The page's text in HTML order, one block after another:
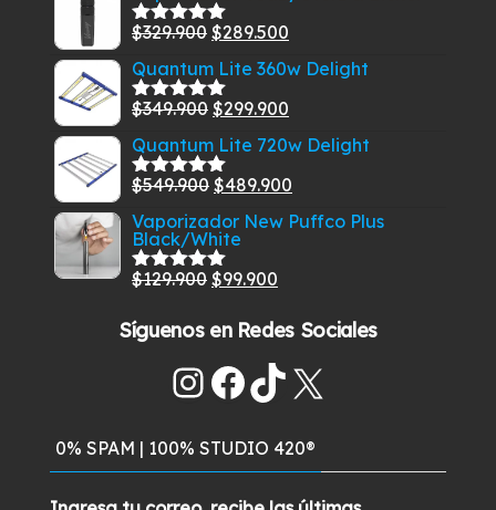
original
era:
$269.900.
es:
$229.900.
Valorado
5
$329.900 El
precio
original
era:
$329.900.
$289.500
precio
es:
$289.500.
Quantum Lite 360w Delight
Valorado
5
$349.900 El
precio
original
era:
$349.900.
$299.900
precio
es:
$299.900.
Quantum Lite 720w Delight
Valorado
5
$549.900 El
precio
original
era:
$549.900.
$489.900
precio
Vaporizador New Puffco Plus
Black/White
Valorado
5
$129.900 El
original
era:
$129.900.
$99.900
actual
$99.900.
Síguenos en Redes Sociales
Instagram
Facebook
TikTok
X
0% SPAM | 100% STUDIO 420®